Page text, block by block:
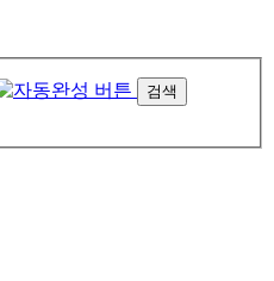
검색